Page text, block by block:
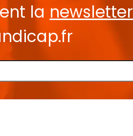
la newsletter